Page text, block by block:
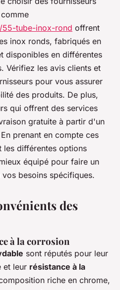
tube-inox-rond offrent
inox ronds, fabriqués en
disponibles en différentes
Vérifiez les avis clients et
pour vous assurer
des produits. De plus,
qui offrent des services
gratuite à partir d'un
prenant en compte ces
les différentes options
équipé pour faire un
besoins spécifiques.
des
à la corrosion
sont réputés pour leur
et leur résistance à la
riche en chrome,